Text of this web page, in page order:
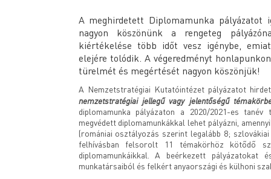
A meghirdetett Diplomamunka pályázatot
nagyon köszönünk a rengeteg
kiértékelése több időt vesz igénybe,
elejére tolódik. A végeredményt
türelmét és megértését nagyon köszönjük!
A Nemzetstratégiai Kutatóintézet pályázatot
nemzetstratégiai jellegű vagy jelentőségű
diplomamunka pályázaton a 2020/2021-es
megvédett diplomamunkákkal lehet pályázni,
(romániai osztályozás szerint legalább 8;
felhívásban felsorolt 11 témakörhöz kötődő
diplomamunkáikkal. A beérkezett pályázatokat
munkatársaiból és felkért anyaországi és külhoni